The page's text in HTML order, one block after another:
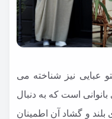
عبایی نیز شناخته می
است که به دنبال
بلند و گشاد آن اطمینان